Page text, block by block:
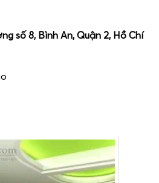
số 8, Bình An, Quận 2, Hồ Chí